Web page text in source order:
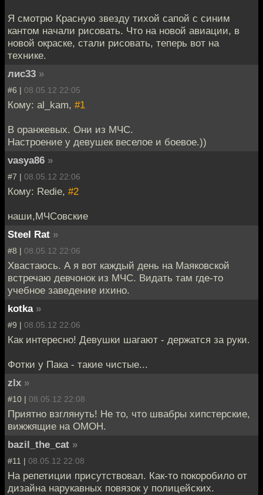
Я смотрю Красную звезду тихой сапой с синим
кантом начали рисовать. Что на новой авиации, в
новой окраске, стали рисовать, теперь вот на
технике.
лис33 »
#6 | 08.05.12 22:05
Кому: al_kam, #1
В оранжевых. Они из МЧС.
Настроение у девушек веселое и боевое.))
vasya86 »
#7 | 08.05.12 22:06
Кому: Redie, #2
наши,МЧСовские
Steel Rat »
#8 | 08.05.12 22:06
Хвастаюсь. А я вот каждый день на Маяковской
встречаю девчонок из МЧС. Видать там где-то
учебное заведение ихино.
kotka »
#9 | 08.05.12 22:06
Как интересно! Девушки шагают - держатся за руки.
Фотки у Пака - такие чистые...
zlx »
#10 | 08.05.12 22:08
Приятно взглянуть! Не то, что швабры хипстерские,
вижжящие на ОМОН.
bazil_the_cat »
#11 | 08.05.12 22:08
На репетиции присутствовал. Как-то покоробило от
дизайна нарукавных повязок у полицейских.